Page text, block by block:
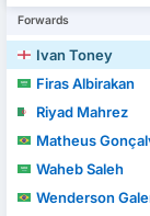
Forwards
Ivan Toney
Firas Albirakan
Riyad Mahrez
Matheus Gonçalves
Waheb Saleh
Wenderson